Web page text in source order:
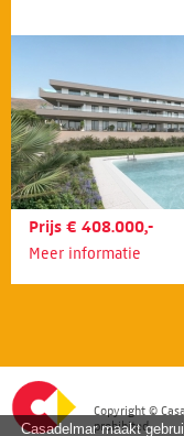
Prijs € 408.000,-
Meer informatie
Copyright ©
prohibited.
Casadelmar maakt